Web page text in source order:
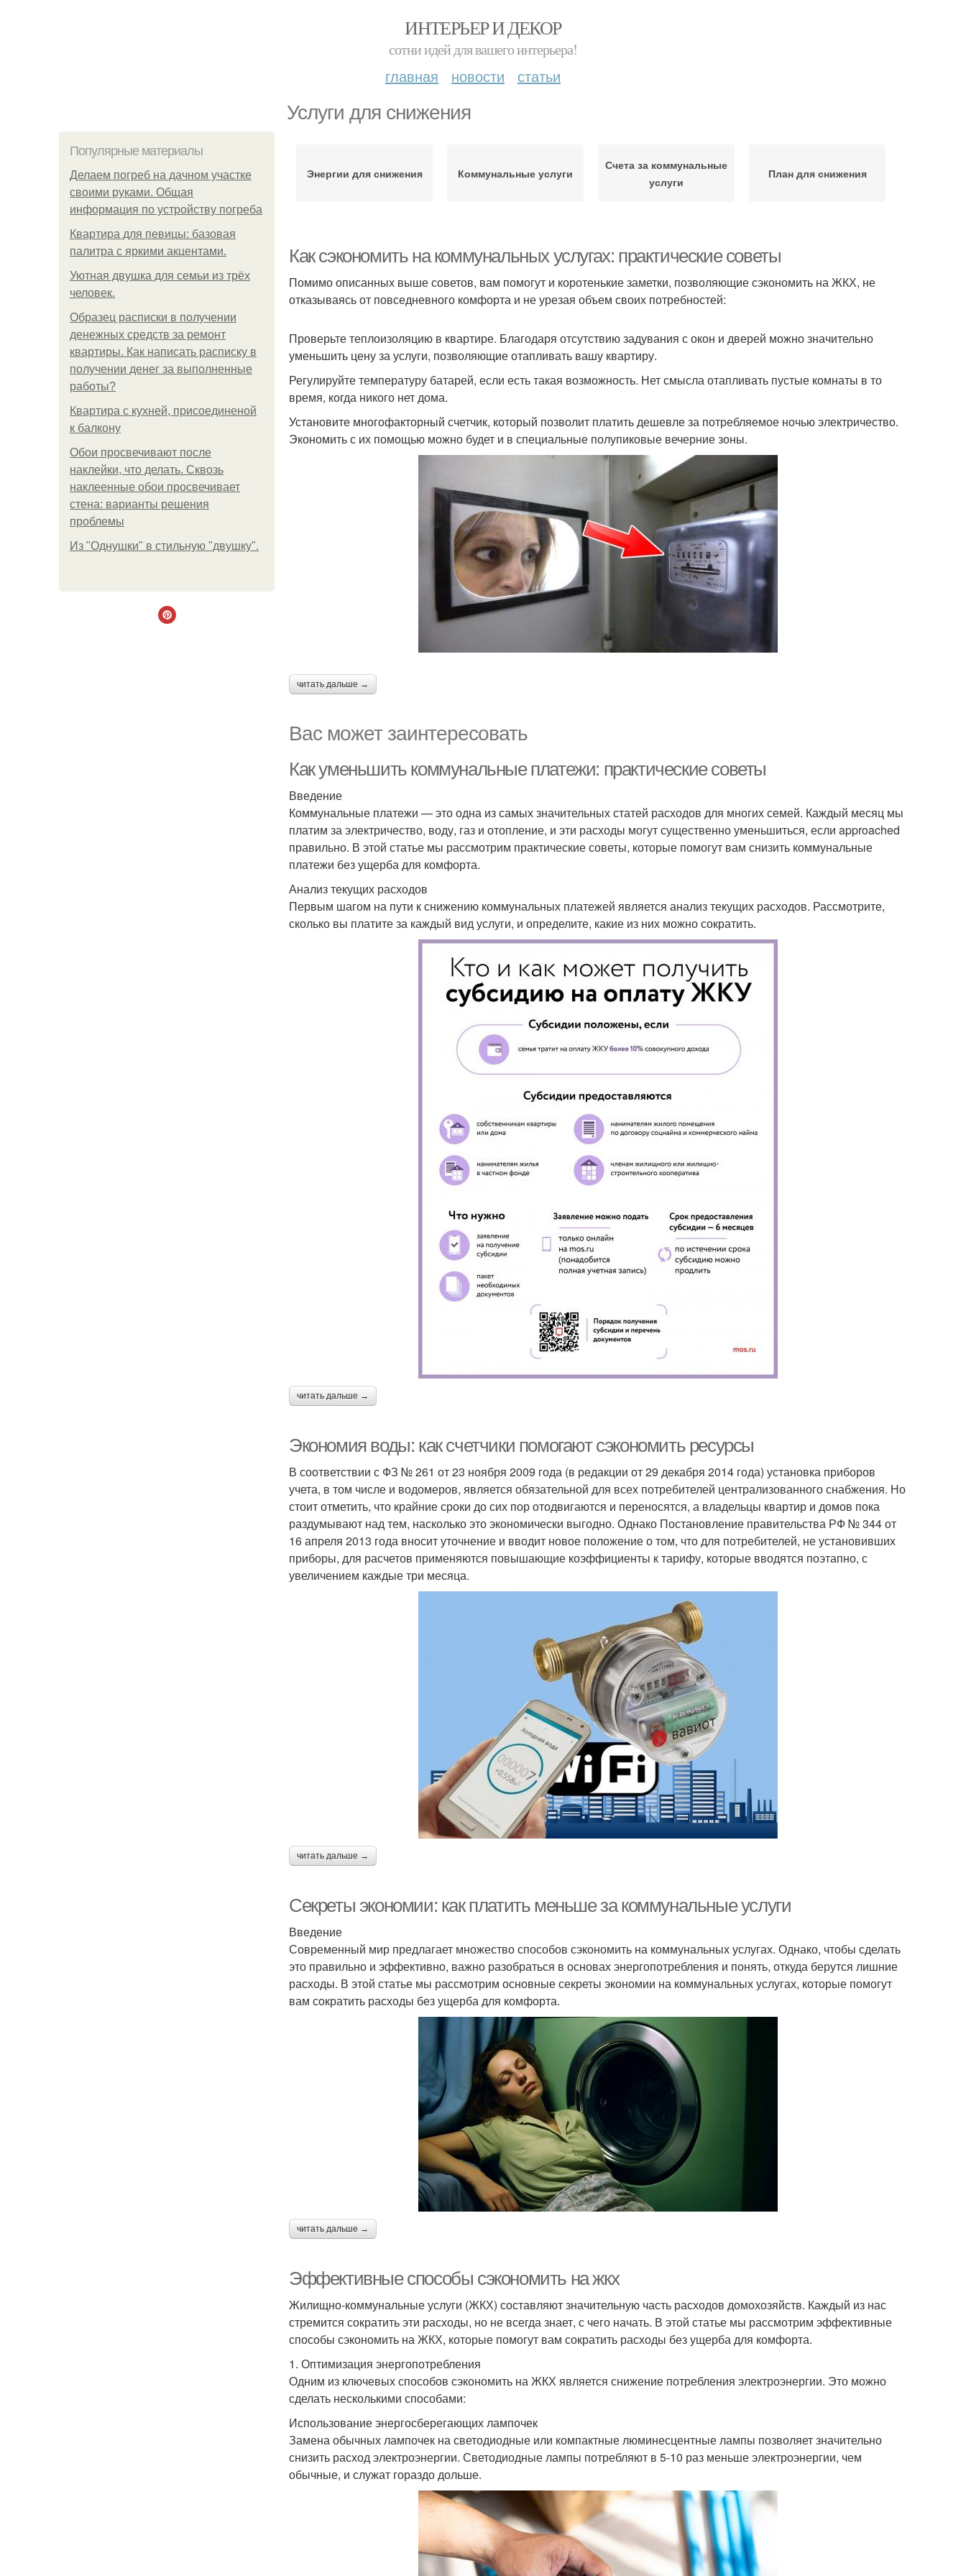
ИНТЕРЬЕР И ДЕКОР
сотни идей для вашего интерьера!
главная новости статьи
Услуги для снижения
Популярные материалы
Делаем погреб на дачном участке
своими руками. Общая
информация по устройству погреба
Квартира для певицы: базовая
палитра с яркими акцентами.
Уютная двушка для семьи из трёх
человек.
Образец расписки в получении
денежных средств за ремонт
квартиры. Как написать расписку в
получении денег за выполненные
работы?
Квартира с кухней, присоединеной
к балкону
Обои просвечивают после
наклейки, что делать. Сквозь
наклеенные обои просвечивает
стена: варианты решения
проблемы
Из "Однушки" в стильную "двушку".
Энергии для снижения Коммунальные услуги
Счета за коммунальные
услуги
План для снижения
Как сэкономить на коммунальных услугах: практические советы
Помимо описанных выше советов, вам помогут и коротенькие заметки, позволяющие сэкономить на ЖКХ, не
отказываясь от повседневного комфорта и не урезая объем своих потребностей:
Проверьте теплоизоляцию в квартире. Благодаря отсутствию задувания с окон и дверей можно значительно
уменьшить цену за услуги, позволяющие отапливать вашу квартиру.
Регулируйте температуру батарей, если есть такая возможность. Нет смысла отапливать пустые комнаты в то
время, когда никого нет дома.
Установите многофакторный счетчик, который позволит платить дешевле за потребляемое ночью электричество.
Экономить с их помощью можно будет и в специальные полупиковые вечерние зоны.
читать дальше →
Вас может заинтересовать
Как уменьшить коммунальные платежи: практические советы
Введение
Коммунальные платежи — это одна из самых значительных статей расходов для многих семей. Каждый месяц мы
платим за электричество, воду, газ и отопление, и эти расходы могут существенно уменьшиться, если approached
правильно. В этой статье мы рассмотрим практические советы, которые помогут вам снизить коммунальные
платежи без ущерба для комфорта.
Анализ текущих расходов
Первым шагом на пути к снижению коммунальных платежей является анализ текущих расходов. Рассмотрите,
сколько вы платите за каждый вид услуги, и определите, какие из них можно сократить.
читать дальше →
Экономия воды: как счетчики помогают сэкономить ресурсы
В соответствии с ФЗ № 261 от 23 ноября 2009 года (в редакции от 29 декабря 2014 года) установка приборов
учета, в том числе и водомеров, является обязательной для всех потребителей централизованного снабжения. Но
стоит отметить, что крайние сроки до сих пор отодвигаются и переносятся, а владельцы квартир и домов пока
раздумывают над тем, насколько это экономически выгодно. Однако Постановление правительства РФ № 344 от
16 апреля 2013 года вносит уточнение и вводит новое положение о том, что для потребителей, не установивших
приборы, для расчетов применяются повышающие коэффициенты к тарифу, которые вводятся поэтапно, с
увеличением каждые три месяца.
читать дальше →
Секреты экономии: как платить меньше за коммунальные услуги
Введение
Современный мир предлагает множество способов сэкономить на коммунальных услугах. Однако, чтобы сделать
это правильно и эффективно, важно разобраться в основах энергопотребления и понять, откуда берутся лишние
расходы. В этой статье мы рассмотрим основные секреты экономии на коммунальных услугах, которые помогут
вам сократить расходы без ущерба для комфорта.
читать дальше →
Эффективные способы сэкономить на жкх
Жилищно-коммунальные услуги (ЖКХ) составляют значительную часть расходов домохозяйств. Каждый из нас
стремится сократить эти расходы, но не всегда знает, с чего начать. В этой статье мы рассмотрим эффективные
способы сэкономить на ЖКХ, которые помогут вам сократить расходы без ущерба для комфорта.
1. Оптимизация энергопотребления
Одним из ключевых способов сэкономить на ЖКХ является снижение потребления электроэнергии. Это можно
сделать несколькими способами:
Использование энергосберегающих лампочек
Замена обычных лампочек на светодиодные или компактные люминесцентные лампы позволяет значительно
снизить расход электроэнергии. Светодиодные лампы потребляют в 5-10 раз меньше электроэнергии, чем
обычные, и служат гораздо дольше.